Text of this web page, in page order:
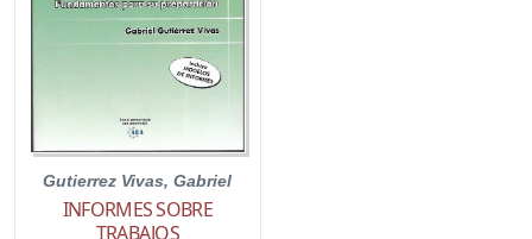
Gutierrez Vivas, Gabriel
INFORMES SOBRE
TRABAJOS